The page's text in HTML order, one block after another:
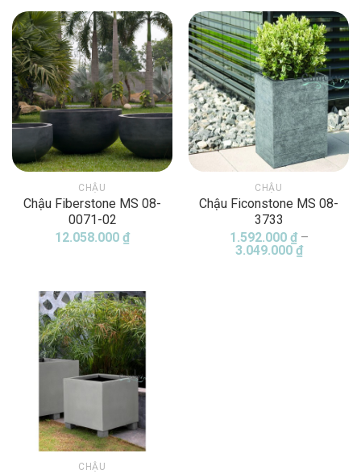
1.088.000 ₫
đến
1.703.000 ₫
CHẬU
Chậu Fiberstone MS 08-
0071-02
12.058.000 ₫
CHẬU
Chậu Ficonstone MS 08-
3733
1.592.000 ₫ –
3.049.000 ₫Khoảng
giá:
CHẬU